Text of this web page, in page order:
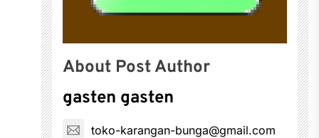
About Post Author
gasten gasten
toko-karangan-bunga@gmail.com